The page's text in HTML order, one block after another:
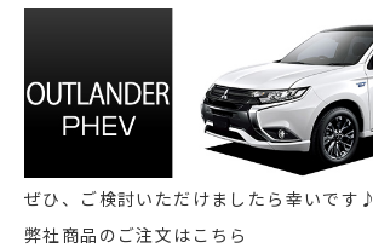
ぜひ、ご検討いただけましたら幸いです♪
弊社商品のご注文はこちら